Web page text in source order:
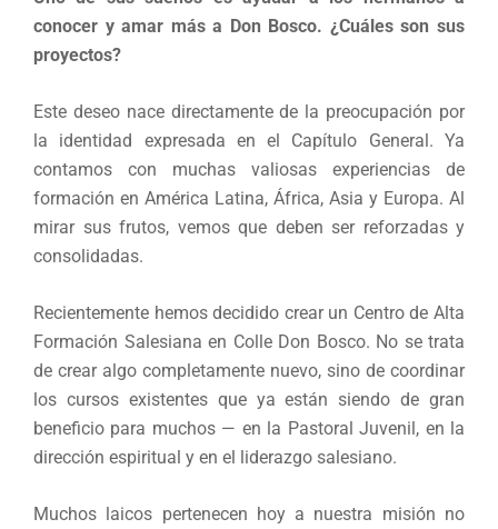
conocer y amar más a Don Bosco. ¿Cuáles son sus
proyectos?
Este deseo nace directamente de la preocupación por
la identidad expresada en el Capítulo General. Ya
contamos con muchas valiosas experiencias de
formación en América Latina, África, Asia y Europa. Al
mirar sus frutos, vemos que deben ser reforzadas y
consolidadas.
Recientemente hemos decidido crear un Centro de Alta
Formación Salesiana en Colle Don Bosco. No se trata
de crear algo completamente nuevo, sino de coordinar
los cursos existentes que ya están siendo de gran
beneficio para muchos — en la Pastoral Juvenil, en la
dirección espiritual y en el liderazgo salesiano.
Muchos laicos pertenecen hoy a nuestra misión no